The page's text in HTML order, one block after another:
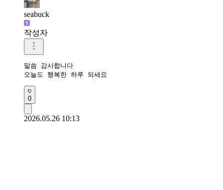
seabuck
작성자
말씀 감사합니다
오늘도 행복한 하루 되세요
0
2026.05.26 10:13